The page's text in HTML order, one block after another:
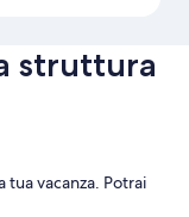
struttura
tua vacanza. Potrai